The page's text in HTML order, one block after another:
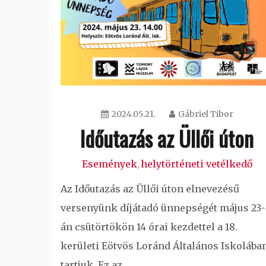
2024.05.21. Gábriel Tibor
Időutazás az Üllői úton
Események,helytörténeti vetélkedő
Az Időutazás az Üllői úton elnevezésű
versenyünk díjátadó ünnepségét május 23-
án csütörtökön 14 órai kezdettel a 18.
kerületi Eötvös Loránd Általános